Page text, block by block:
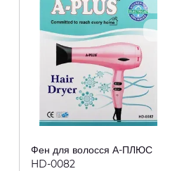
Фен для волосся А-ПЛЮС
HD-0082